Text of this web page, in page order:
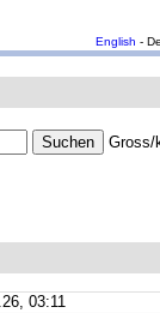
English -
Gross/
03:11